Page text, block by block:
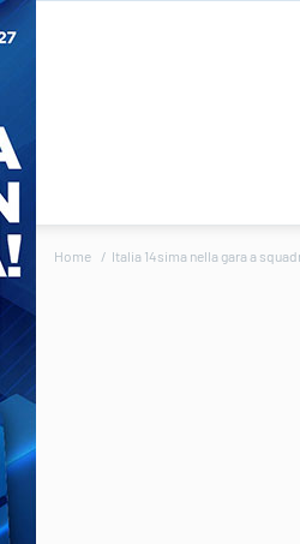
Home Italia 14sima nella gara a